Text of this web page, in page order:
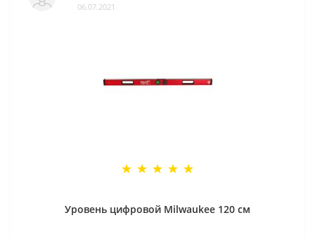
06.07.2021
Уровень цифровой Milwaukee 120 см